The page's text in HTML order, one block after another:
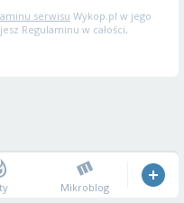
serwisu Wykop.pl w jego
Regulaminu w całości,
Mikroblog